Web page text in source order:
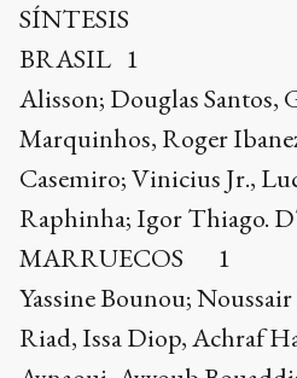
SÍNTESIS
BRASIL 1
Alisson; Douglas Santos,
Marquinhos, Roger
Casemiro; Vinicius Jr.,
Raphinha; Igor Thiago.
MARRUECOS 1
Yassine Bounou;
Riad, Issa Diop, Achraf